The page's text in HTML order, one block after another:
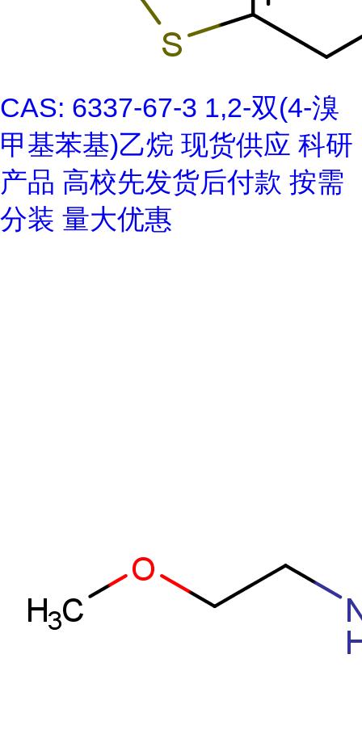
CAS: 6337-67-3 1,2-双(4-溴
甲基苯基)乙烷 现货供应 科研
产品 高校先发货后付款 按需
分装 量大优惠